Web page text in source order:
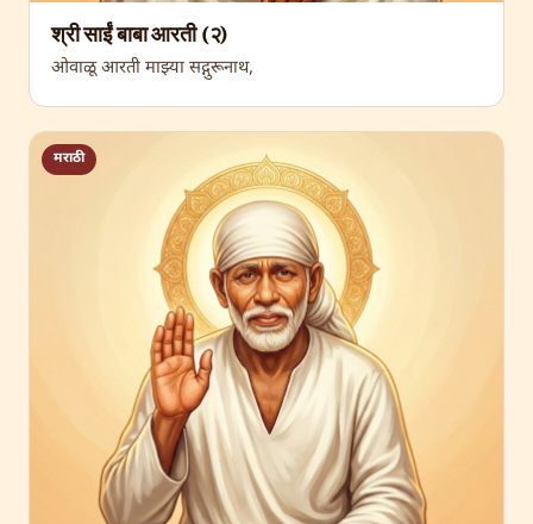
श्री साईं बाबा आरती (२)
ओवाळू आरती माझ्या सद्गुरूनाथ,
मराठी